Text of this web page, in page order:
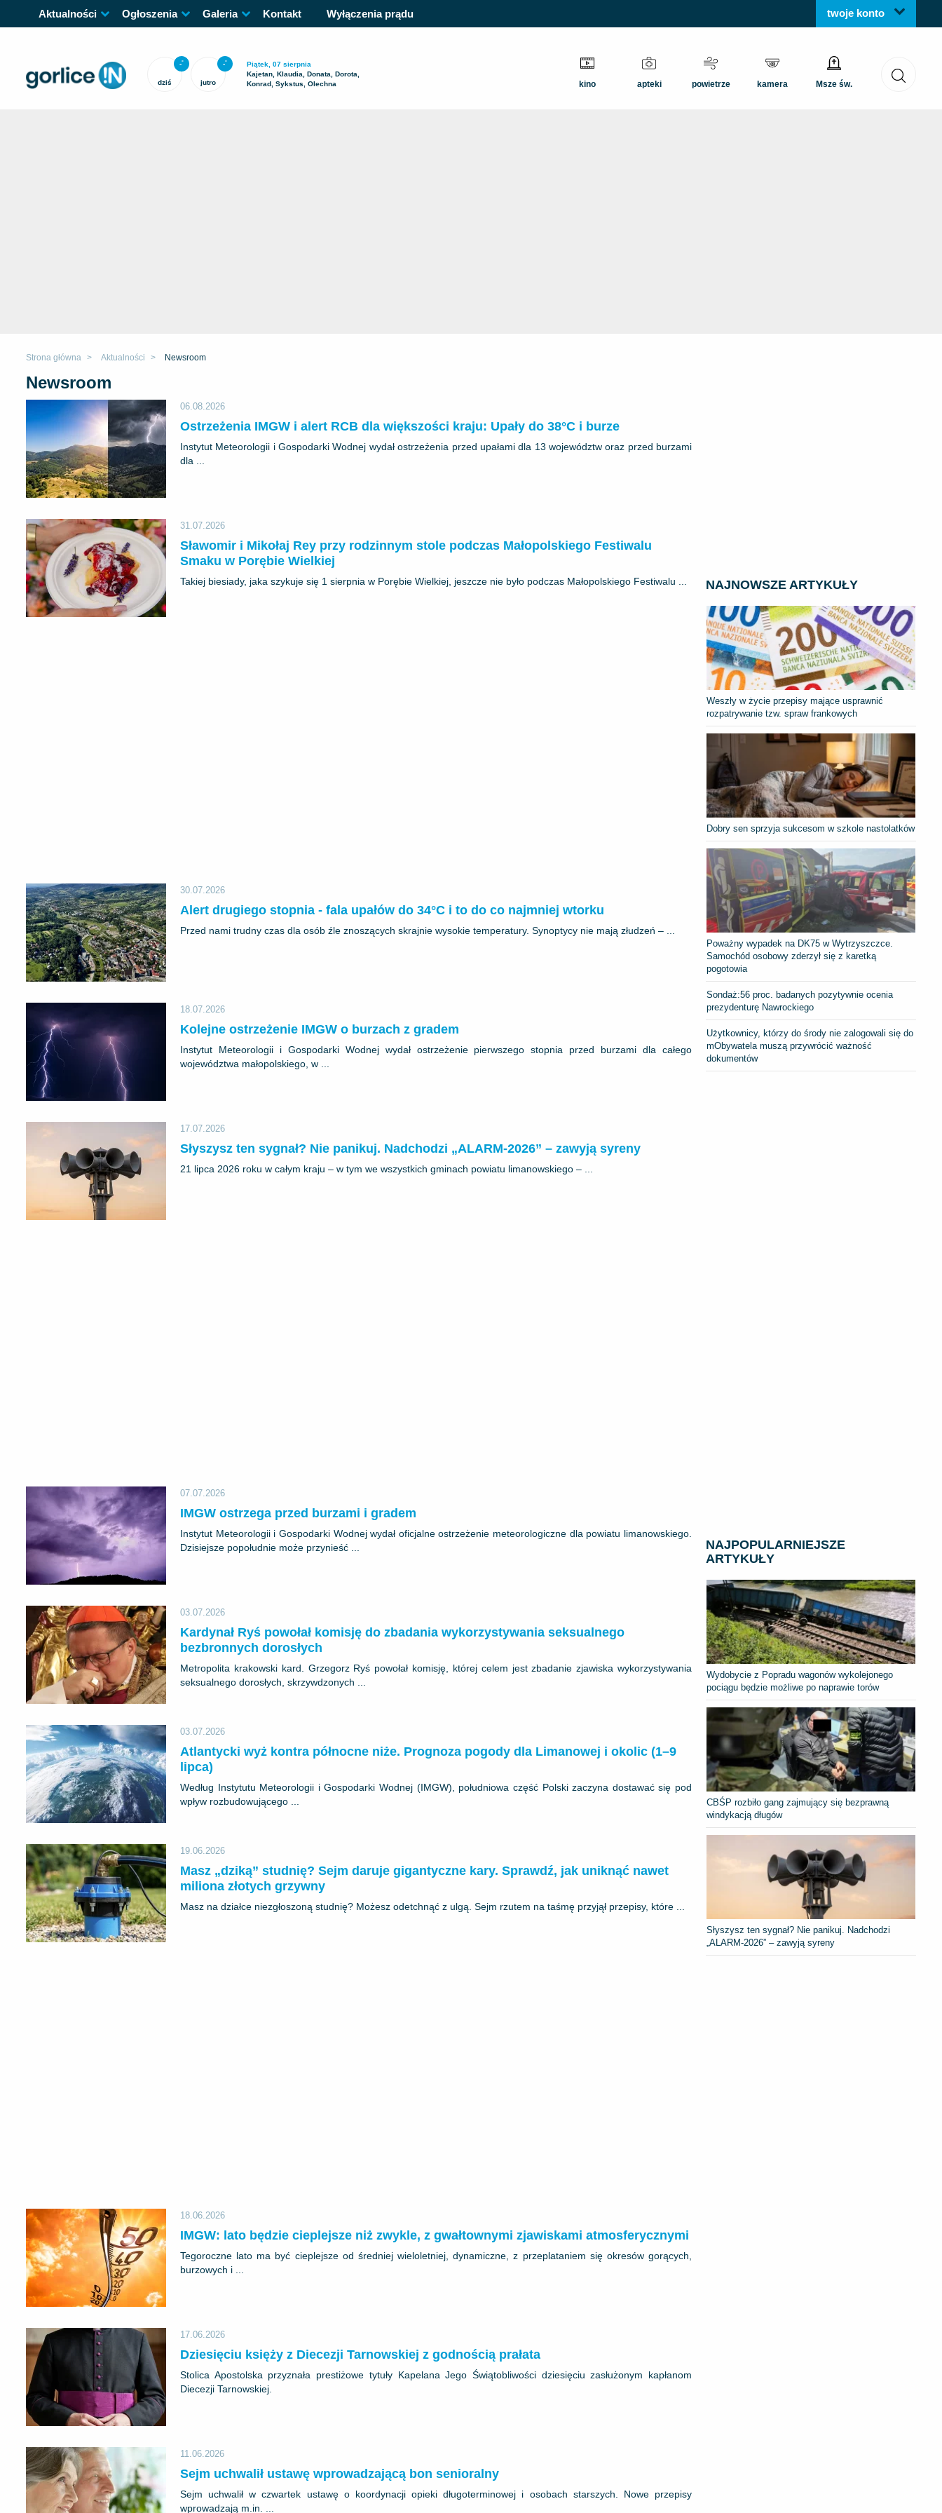
Aktualności Ogłoszenia Galeria Kontakt Wyłączenia prądu twoje konto
-°
dziś
-°
jutro
Piątek, 07 sierpnia
Kajetan, Klaudia, Donata, Dorota,
Konrad, Sykstus, Olechna
kino apteki powietrze kamera Msze św.
Strona główna Aktualności Newsroom
Newsroom
06.08.2026
Ostrzeżenia IMGW i alert RCB dla większości kraju: Upały do 38°C i burze
Instytut Meteorologii i Gospodarki Wodnej wydał ostrzeżenia przed upałami dla 13 województw oraz przed burzami
dla ...
31.07.2026
Sławomir i Mikołaj Rey przy rodzinnym stole podczas Małopolskiego Festiwalu
Smaku w Porębie Wielkiej
Takiej biesiady, jaka szykuje się 1 sierpnia w Porębie Wielkiej, jeszcze nie było podczas Małopolskiego Festiwalu ...
30.07.2026
Alert drugiego stopnia - fala upałów do 34°C i to do co najmniej wtorku
Przed nami trudny czas dla osób źle znoszących skrajnie wysokie temperatury. Synoptycy nie mają złudzeń – ...
18.07.2026
Kolejne ostrzeżenie IMGW o burzach z gradem
Instytut Meteorologii i Gospodarki Wodnej wydał ostrzeżenie pierwszego stopnia przed burzami dla całego
województwa małopolskiego, w ...
17.07.2026
Słyszysz ten sygnał? Nie panikuj. Nadchodzi „ALARM-2026” – zawyją syreny
21 lipca 2026 roku w całym kraju – w tym we wszystkich gminach powiatu limanowskiego – ...
07.07.2026
IMGW ostrzega przed burzami i gradem
Instytut Meteorologii i Gospodarki Wodnej wydał oficjalne ostrzeżenie meteorologiczne dla powiatu limanowskiego.
Dzisiejsze popołudnie może przynieść ...
03.07.2026
Kardynał Ryś powołał komisję do zbadania wykorzystywania seksualnego
bezbronnych dorosłych
​Metropolita krakowski kard. Grzegorz Ryś powołał komisję, której celem jest zbadanie zjawiska wykorzystywania
seksualnego dorosłych, skrzywdzonych ...
03.07.2026
Atlantycki wyż kontra północne niże. Prognoza pogody dla Limanowej i okolic (1–9
lipca)
​Według Instytutu Meteorologii i Gospodarki Wodnej (IMGW), południowa część Polski zaczyna dostawać się pod
wpływ rozbudowującego ...
19.06.2026
Masz „dziką” studnię? Sejm daruje gigantyczne kary. Sprawdź, jak uniknąć nawet
miliona złotych grzywny
Masz na działce niezgłoszoną studnię? Możesz odetchnąć z ulgą. Sejm rzutem na taśmę przyjął przepisy, które ...
18.06.2026
IMGW: lato będzie cieplejsze niż zwykle, z gwałtownymi zjawiskami atmosferycznymi
Tegoroczne lato ma być cieplejsze od średniej wieloletniej, dynamiczne, z przeplataniem się okresów gorących,
burzowych i ...
17.06.2026
Dziesięciu księży z Diecezji Tarnowskiej z godnością prałata
Stolica Apostolska przyznała prestiżowe tytuły Kapelana Jego Świątobliwości dziesięciu zasłużonym kapłanom
Diecezji Tarnowskiej.
11.06.2026
Sejm uchwalił ustawę wprowadzającą bon senioralny
Sejm uchwalił w czwartek ustawę o koordynacji opieki długoterminowej i osobach starszych. Nowe przepisy
wprowadzają m.in. ...
NAJNOWSZE ARTYKUŁY
Weszły w życie przepisy mające usprawnić
rozpatrywanie tzw. spraw frankowych
Dobry sen sprzyja sukcesom w szkole nastolatków
Poważny wypadek na DK75 w Wytrzyszczce.
Samochód osobowy zderzył się z karetką
pogotowia
​Sondaż:56 proc. badanych pozytywnie ocenia
prezydenturę Nawrockiego
Użytkownicy, którzy do środy nie zalogowali się do
mObywatela muszą przywrócić ważność
dokumentów
NAJPOPULARNIEJSZE
ARTYKUŁY
Wydobycie z Popradu wagonów wykolejonego
pociągu będzie możliwe po naprawie torów
CBŚP rozbiło gang zajmujący się bezprawną
windykacją długów
Słyszysz ten sygnał? Nie panikuj. Nadchodzi
„ALARM-2026” – zawyją syreny